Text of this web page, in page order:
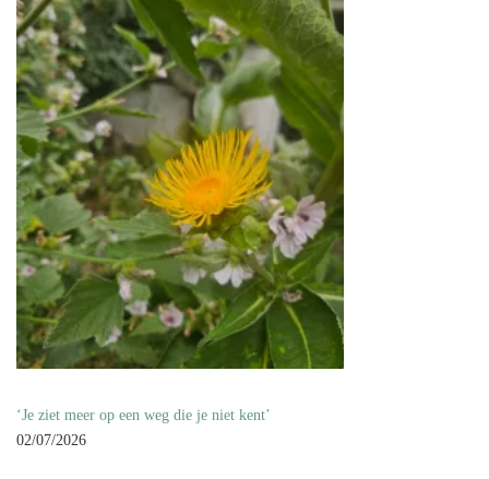
‘Je ziet meer op een weg die je niet kent’
02/07/2026